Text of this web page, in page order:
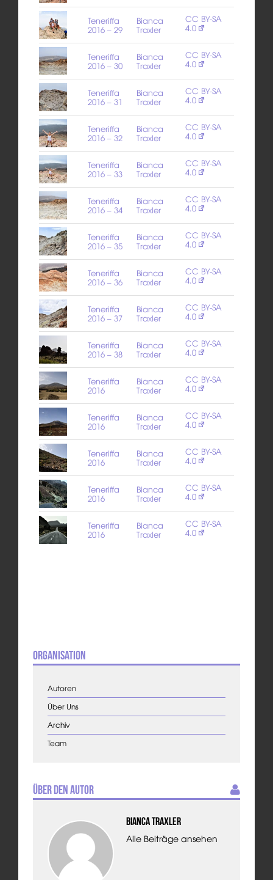
Teneriffa
2016 – 29
Bianca
Traxler
CC BY-SA
4.0
Teneriffa
2016 – 30
Bianca
Traxler
CC BY-SA
4.0
Teneriffa
2016 – 31
Bianca
Traxler
CC BY-SA
4.0
Teneriffa
2016 – 32
Bianca
Traxler
CC BY-SA
4.0
Teneriffa
2016 – 33
Bianca
Traxler
CC BY-SA
4.0
Teneriffa
2016 – 34
Bianca
Traxler
CC BY-SA
4.0
Teneriffa
2016 – 35
Bianca
Traxler
CC BY-SA
4.0
Teneriffa
2016 – 36
Bianca
Traxler
CC BY-SA
4.0
Teneriffa
2016 – 37
Bianca
Traxler
CC BY-SA
4.0
Teneriffa
2016 – 38
Bianca
Traxler
CC BY-SA
4.0
Teneriffa
2016
Bianca
Traxler
CC BY-SA
4.0
Teneriffa
2016
Bianca
Traxler
CC BY-SA
4.0
Teneriffa
2016
Bianca
Traxler
CC BY-SA
4.0
Teneriffa
2016
Bianca
Traxler
CC BY-SA
4.0
Teneriffa
2016
Bianca
Traxler
CC BY-SA
4.0
Organisation
Autoren
Über Uns
Archiv
Team
Über den Autor
Bianca Traxler
Alle Beiträge ansehen